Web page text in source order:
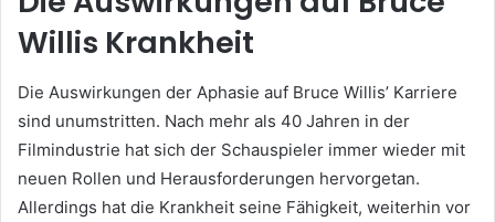
Willis Krankheit
Die Auswirkungen der Aphasie auf Bruce Willis’ Karriere
sind unumstritten. Nach mehr als 40 Jahren in der
Filmindustrie hat sich der Schauspieler immer wieder mit
neuen Rollen und Herausforderungen hervorgetan.
Allerdings hat die Krankheit seine Fähigkeit, weiterhin vor